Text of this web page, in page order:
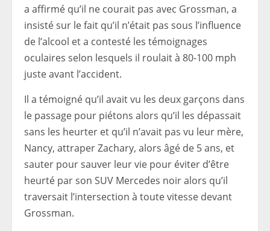
a affirmé qu’il ne courait pas avec Grossman, a
insisté sur le fait qu’il n’était pas sous l’influence
de l’alcool et a contesté les témoignages
oculaires selon lesquels il roulait à 80-100 mph
juste avant l’accident.
Il a témoigné qu’il avait vu les deux garçons dans
le passage pour piétons alors qu’il les dépassait
sans les heurter et qu’il n’avait pas vu leur mère,
Nancy, attraper Zachary, alors âgé de 5 ans, et
sauter pour sauver leur vie pour éviter d’être
heurté par son SUV Mercedes noir alors qu’il
traversait l’intersection à toute vitesse devant
Grossman.